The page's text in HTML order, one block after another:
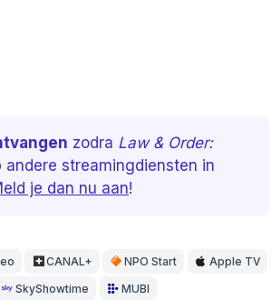
zodra Law & Order:
streamingdiensten in
je dan nu aan!
CANAL+ NPO Start Apple TV
SkyShowtime MUBI